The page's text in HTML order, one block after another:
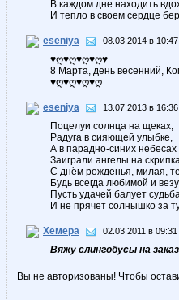
В каждом дне находить
И тепло в своем сердце
eseniya 08.03.2014 в 10:47
♥ღ♥ღ♥ღ♥ღ♥
8 Марта, день весенний,
♥ღ♥ღ♥ღ♥ღ
eseniya 13.07.2013 в 16:36
Поцелуи солнца на щеках,
Радуга в сияющей улыбке,
А в парадно-синих небесах
Заиграли ангелы на
С днём рожденья, милая,
Будь всегда любимой и
Пусть удачей балует
И не прячет солнышко за
Хемера 02.03.2011 в 09:31
Вяжу слингобусы на
Вы не авторизованы! Чтобы